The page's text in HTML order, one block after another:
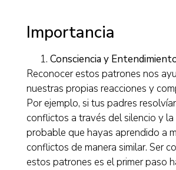
Importancia
Consciencia y
Reconocer estos patrones nos
nuestras propias reacciones y
Por ejemplo, si tus padres
conflictos a través del silencio y la
probable que hayas aprendido a
conflictos de manera similar. Ser
estos patrones es el primer paso